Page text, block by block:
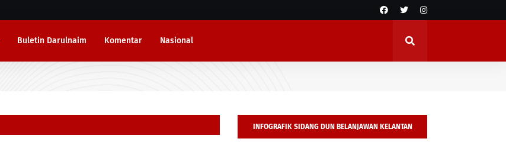
Buletin Darulnaim Komentar Nasional
INFOGRAFIK SIDANG DUN BELANJAWAN KELANTAN